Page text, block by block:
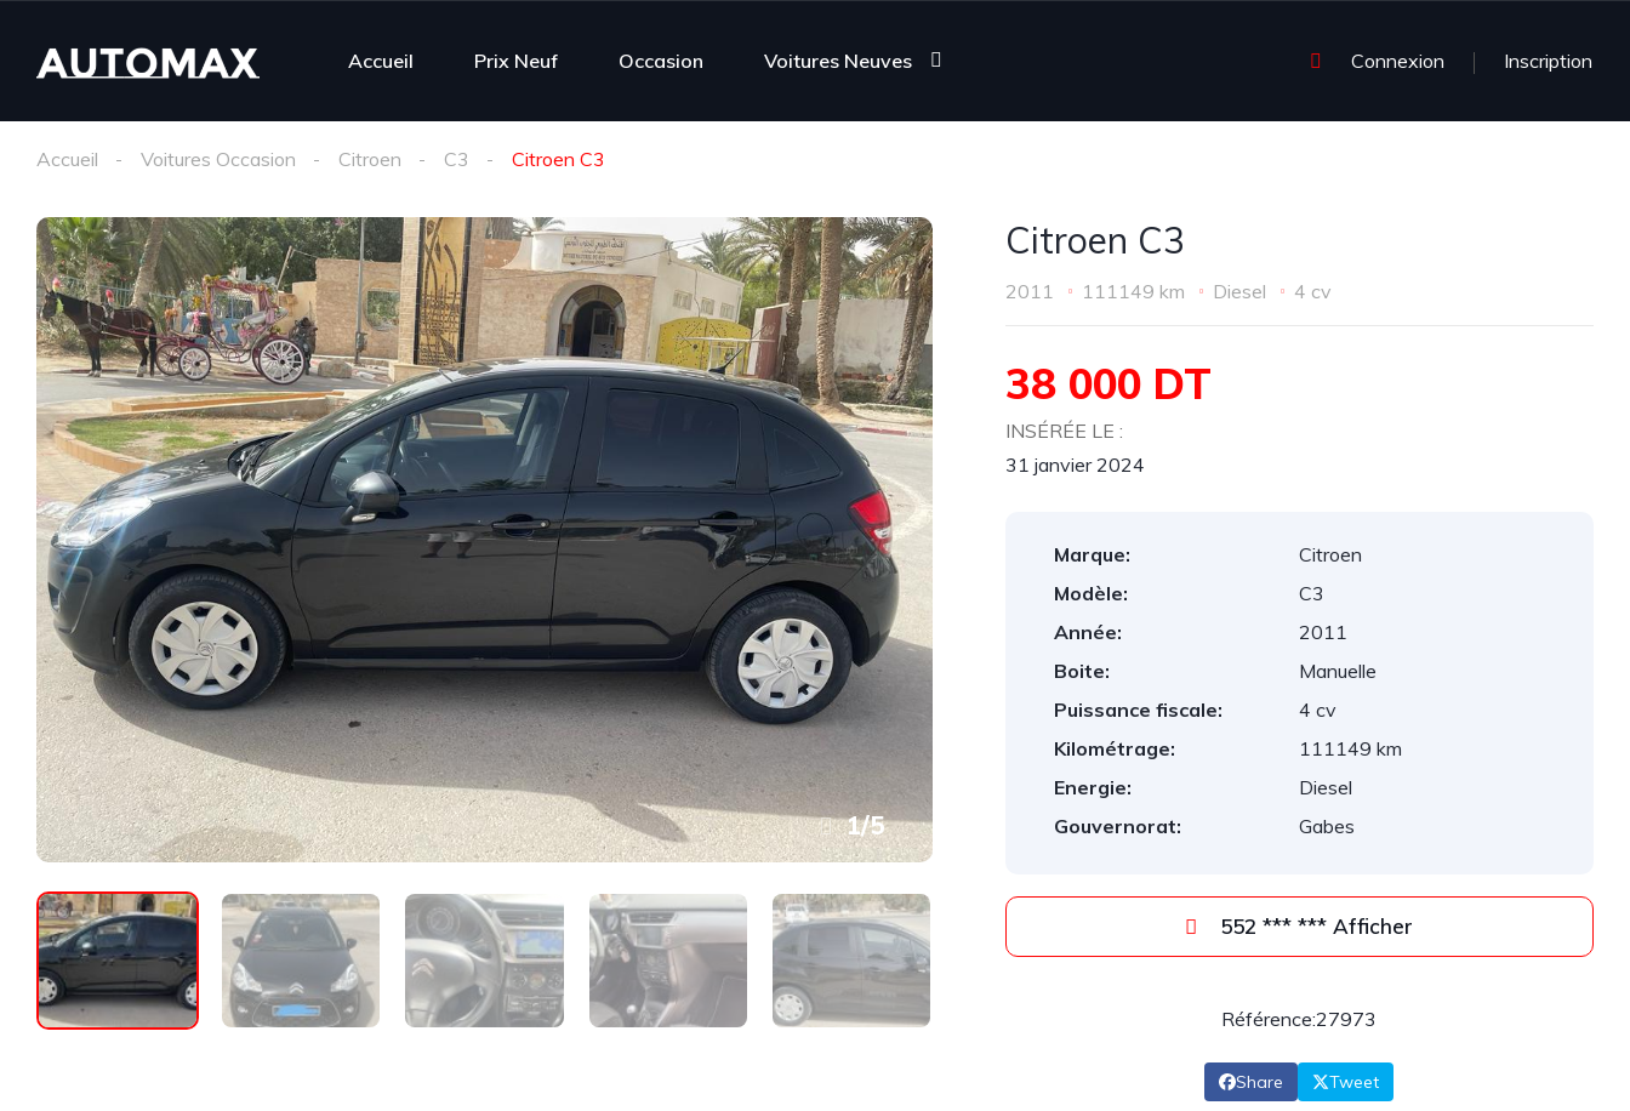
Accueil Prix Neuf Occasion Voitures Neuves Connexion Inscription
Accueil Voitures Occasion Citroen C3 Citroen C3
1/5
Citroen C3
2011 111149 km Diesel 4 cv
38 000 DT
INSÉRÉE LE :
31 janvier 2024
Marque:
Citroen
Modèle:
C3
Année:
2011
Boite:
Manuelle
Puissance fiscale:
4 cv
Kilométrage:
111149 km
Energie:
Diesel
Gouvernorat:
Gabes
552 *** *** Afficher
Référence:27973
Share Tweet